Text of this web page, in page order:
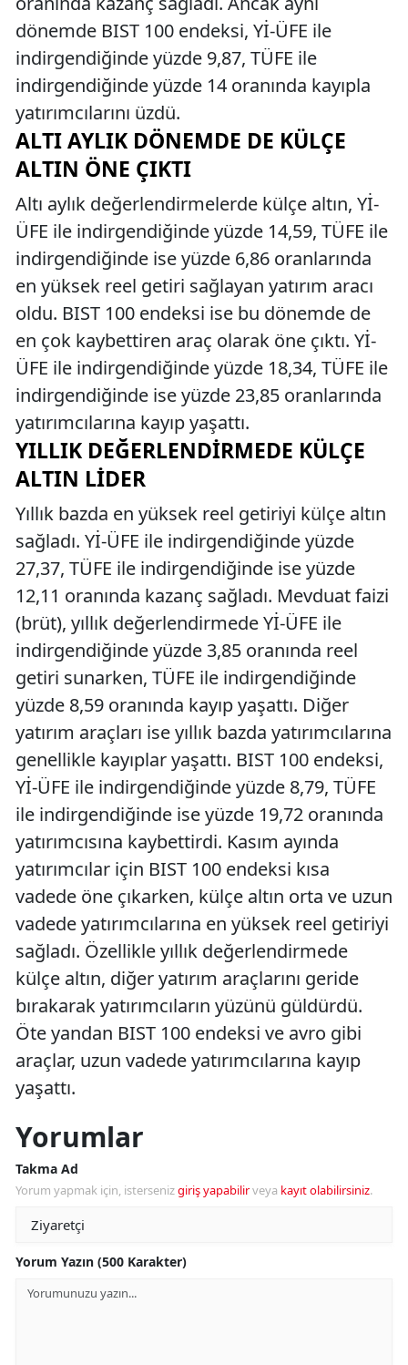
dönemde BIST 100 endeksi, Yİ-ÜFE ile
indirgendiğinde yüzde 9,87, TÜFE ile
indirgendiğinde yüzde 14 oranında kayıpla
yatırımcılarını üzdü.
ALTI AYLIK DÖNEMDE DE KÜLÇE
ALTIN ÖNE ÇIKTI
Altı aylık değerlendirmelerde külçe altın, Yİ-
ÜFE ile indirgendiğinde yüzde 14,59, TÜFE ile
indirgendiğinde ise yüzde 6,86 oranlarında
en yüksek reel getiri sağlayan yatırım aracı
oldu. BIST 100 endeksi ise bu dönemde de
en çok kaybettiren araç olarak öne çıktı. Yİ-
ÜFE ile indirgendiğinde yüzde 18,34, TÜFE ile
indirgendiğinde ise yüzde 23,85 oranlarında
yatırımcılarına kayıp yaşattı.
YILLIK DEĞERLENDIRMEDE KÜLÇE
ALTIN LIDER
Yıllık bazda en yüksek reel getiriyi külçe altın
sağladı. Yİ-ÜFE ile indirgendiğinde yüzde
27,37, TÜFE ile indirgendiğinde ise yüzde
12,11 oranında kazanç sağladı. Mevduat faizi
(brüt), yıllık değerlendirmede Yİ-ÜFE ile
indirgendiğinde yüzde 3,85 oranında reel
getiri sunarken, TÜFE ile indirgendiğinde
yüzde 8,59 oranında kayıp yaşattı. Diğer
yatırım araçları ise yıllık bazda yatırımcılarına
genellikle kayıplar yaşattı. BIST 100 endeksi,
Yİ-ÜFE ile indirgendiğinde yüzde 8,79, TÜFE
ile indirgendiğinde ise yüzde 19,72 oranında
yatırımcısına kaybettirdi. Kasım ayında
yatırımcılar için BIST 100 endeksi kısa
vadede öne çıkarken, külçe altın orta ve uzun
vadede yatırımcılarına en yüksek reel getiriyi
sağladı. Özellikle yıllık değerlendirmede
külçe altın, diğer yatırım araçlarını geride
bırakarak yatırımcıların yüzünü güldürdü.
Öte yandan BIST 100 endeksi ve avro gibi
araçlar, uzun vadede yatırımcılarına kayıp
yaşattı.
Yorumlar
Takma Ad
Yorum yapmak için, istersenizgiriş yapabilirveya kayıt olabilirsiniz.
Yorum Yazın (500 Karakter)